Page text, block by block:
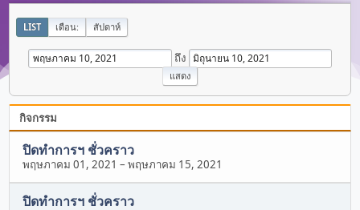
LIST เดือน: สัปดาห์
ถึง
กิจกรรม
ปิดทำการฯ ชั่วคราว
พฤษภาคม 01, 2021 –พฤษภาคม 15, 2021
ปิดทำการฯ ชั่วคราว